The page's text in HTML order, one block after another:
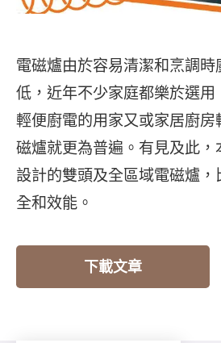
電磁爐由於容易清潔和烹調時
低，近年不少家庭都樂於選用
輕便廚電的用家又或家居廚
磁爐就更為普遍。有見及此，
設計的雙頭及全區域電磁爐，
全和效能。
下載文章